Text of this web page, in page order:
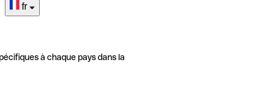
fr
à chaque pays dans la